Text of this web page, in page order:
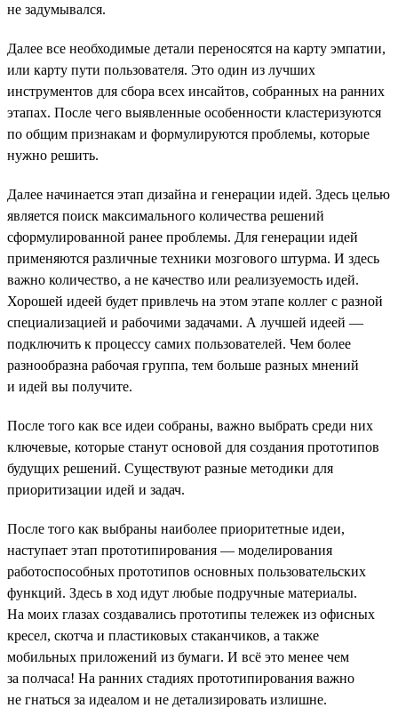
не задумывался.
Далее все необходимые детали переносятся на карту эмпатии,
или карту пути пользователя. Это один из лучших
инструментов для сбора всех инсайтов, собранных на ранних
этапах. После чего выявленные особенности кластеризуются
по общим признакам и формулируются проблемы, которые
нужно решить.
Далее начинается этап дизайна и генерации идей. Здесь целью
является поиск максимального количества решений
сформулированной ранее проблемы. Для генерации идей
применяются различные техники мозгового штурма. И здесь
важно количество, а не качество или реализуемость идей.
Хорошей идеей будет привлечь на этом этапе коллег с разной
специализацией и рабочими задачами. А лучшей идеей —
подключить к процессу самих пользователей. Чем более
разнообразна рабочая группа, тем больше разных мнений
и идей вы получите.
После того как все идеи собраны, важно выбрать среди них
ключевые, которые станут основой для создания прототипов
будущих решений. Существуют разные методики для
приоритизации идей и задач.
После того как выбраны наиболее приоритетные идеи,
наступает этап прототипирования — моделирования
работоспособных прототипов основных пользовательских
функций. Здесь в ход идут любые подручные материалы.
На моих глазах создавались прототипы тележек из офисных
кресел, скотча и пластиковых стаканчиков, а также
мобильных приложений из бумаги. И всё это менее чем
за полчаса! На ранних стадиях прототипирования важно
не гнаться за идеалом и не детализировать излишне.